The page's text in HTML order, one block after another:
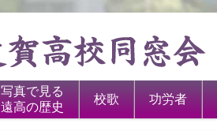
写真で見る
遠高の歴史
校歌 功労者